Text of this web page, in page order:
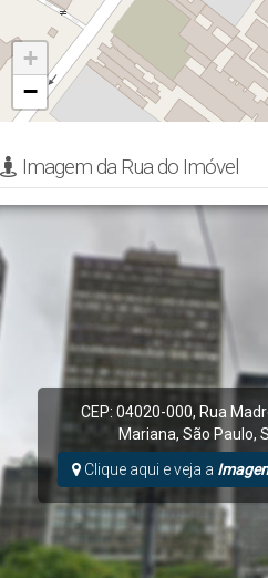
+
−
Imagem da Rua do Imóvel
CEP: 04020-000, Rua
Mariana,São Paulo,
Clique aqui e veja a